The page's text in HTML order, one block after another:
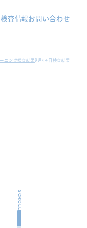
査情報お問い合わせ
ニング検査結果9月14日検査結果
SCROLL